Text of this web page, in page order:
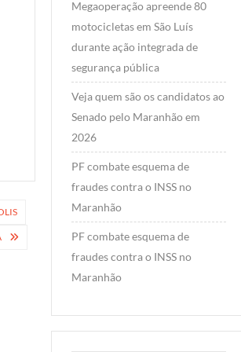
Megaoperação apreende 80
motocicletas em São Luís
durante ação integrada de
segurança pública
Veja quem são os candidatos ao
Senado pelo Maranhão em
2026
PF combate esquema de
fraudes contra o INSS no
Maranhão
PF combate esquema de
fraudes contra o INSS no
Maranhão